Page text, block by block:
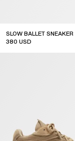
SLOW BALLET SNEAKER
380 USD